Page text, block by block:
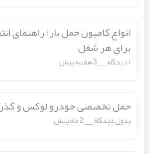
انواع کامیون حمل بار؛ راهنمای
برای هر شغل
3 هفته پیش
حمل تخصصی خودرو لوکس و گذر
بدون دیدگاه 2 ماه پیش